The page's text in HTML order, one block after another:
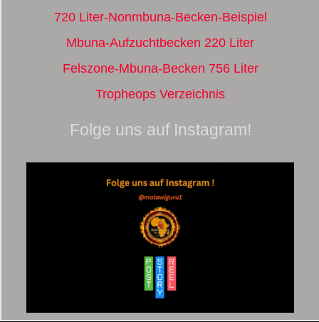
720 Liter-Nonmbuna-Becken-Beispiel
Mbuna-Aufzuchtbecken 220 Liter
Felszone-Mbuna-Becken 756 Liter
Tropheops Verzeichnis
Folge uns auf Instagram!